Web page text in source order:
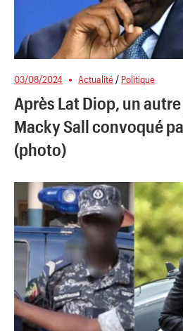
03/08/2024 Actualité / Politique
Après Lat Diop, un
Macky Sall convoqué
(photo)